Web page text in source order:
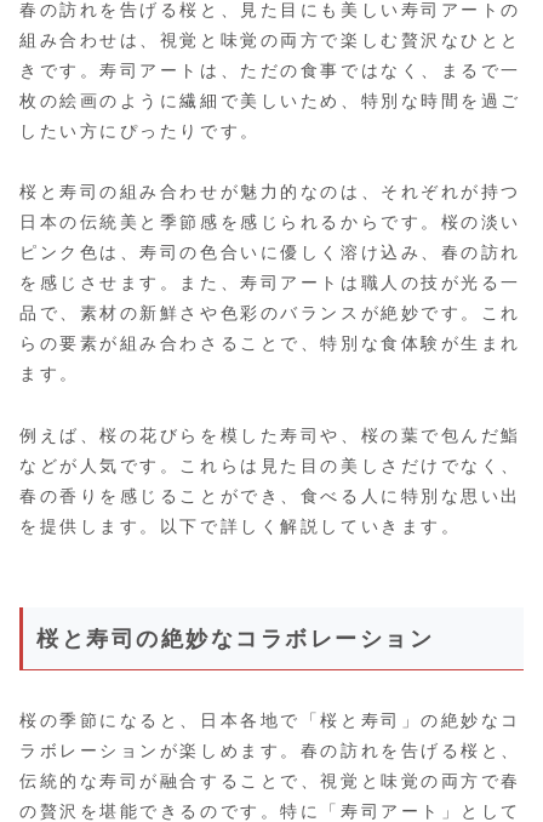
春の訪れを告げる桜と、見た目にも美しい寿司アートの
組み合わせは、視覚と味覚の両方で楽しむ贅沢なひとと
きです。寿司アートは、ただの食事ではなく、まるで一
枚の絵画のように繊細で美しいため、特別な時間を過ご
したい方にぴったりです。
桜と寿司の組み合わせが魅力的なのは、それぞれが持つ
日本の伝統美と季節感を感じられるからです。桜の淡い
ピンク色は、寿司の色合いに優しく溶け込み、春の訪れ
を感じさせます。また、寿司アートは職人の技が光る一
品で、素材の新鮮さや色彩のバランスが絶妙です。これ
らの要素が組み合わさることで、特別な食体験が生まれ
ます。
例えば、桜の花びらを模した寿司や、桜の葉で包んだ鮨
などが人気です。これらは見た目の美しさだけでなく、
春の香りを感じることができ、食べる人に特別な思い出
を提供します。以下で詳しく解説していきます。
桜と寿司の絶妙なコラボレーション
桜の季節になると、日本各地で「桜と寿司」の絶妙なコ
ラボレーションが楽しめます。春の訪れを告げる桜と、
伝統的な寿司が融合することで、視覚と味覚の両方で春
の贅沢を堪能できるのです。特に「寿司アート」として